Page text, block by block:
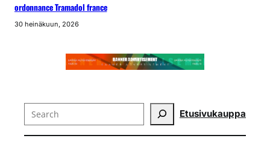
ordonnance Tramadol france
30 heinäkuun, 2026
Search Etusivukauppa